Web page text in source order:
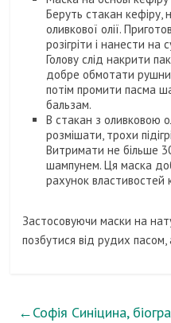
Беруть стакан кефіру,
оливкової олії.
розігріти і нанести
Голову слід накрити
добре обмотати
потім промити пасма
бальзам.
В стакан з оливковою
розмішати, трохи
Витримати не більше
шампунем. Ця маска
рахунок властивостей
Застосовуючи маски на
позбутися від рудих пасом,
←Софія Синіцина,